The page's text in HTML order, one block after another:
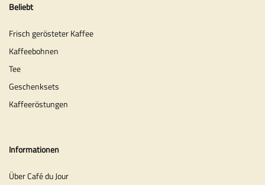
Beliebt
Frisch gerösteter Kaffee
Kaffeebohnen
Tee
Geschenksets
Kaffeeröstungen
Informationen
Über Café du Jour